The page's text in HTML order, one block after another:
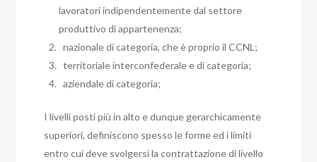
lavoratori indipendentemente dal settore
produttivo di appartenenza;
nazionale di categoria, che è proprio il CCNL;
territoriale interconfederale e di categoria;
aziendale di categoria;
I livelli posti più in alto e dunque gerarchicamente
superiori, definiscono spesso le forme ed i limiti
entro cui deve svolgersi la contrattazione di livello